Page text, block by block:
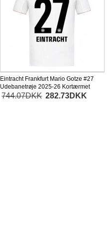
Eintracht Frankfurt Mario Gotze #27
Udebanetrøje 2025-26 Kortærmet
744.07DKK 282.73DKK